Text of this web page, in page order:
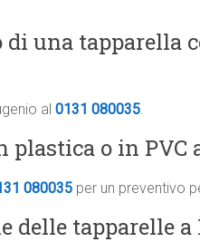
una tapparella
al 0131 080035.
o in PVC
080035 per un preventivo
delle tapparelle a